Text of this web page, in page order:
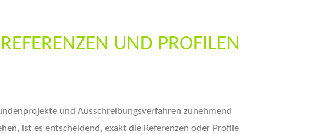
UND PROFILEN
und Ausschreibungsverfahren zunehmend
ist es entscheidend, exakt die Referenzen oder Profile